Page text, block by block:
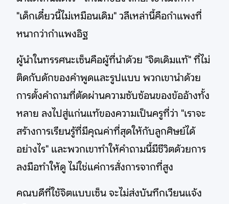
"เด็กเดี๋ยวนี้ไม่เหมือนเดิม" วลีเหล่านี้คือกำแพงที่
หนากว่ากำแพงอิฐ
ผู้นำในทรรศนะเซ็นคือผู้ที่นำด้วย "จิตเดิมแท้" ที่ไม่
ติดกับดักของคำพูดและรูปแบบ พวกเขานำด้วย
การตั้งคำถามที่ตัดผ่านความซับซ้อนของข้ออ้างทั้ง
หลาย ลงไปสู่แก่นแท้ของความเป็นครูที่ว่า "เราจะ
สร้างการเรียนรู้ที่มีคุณค่าที่สุดให้กับลูกศิษย์ได้
อย่างไร" และพวกเขาทำให้คำถามนี้มีชีวิตด้วยการ
ลงมือทำให้ดู ไม่ใช่แค่การสั่งการจากที่สูง
คณบดีที่ใช้จิตแบบเซ็น จะไม่ส่งบันทึกเวียนแจ้ง